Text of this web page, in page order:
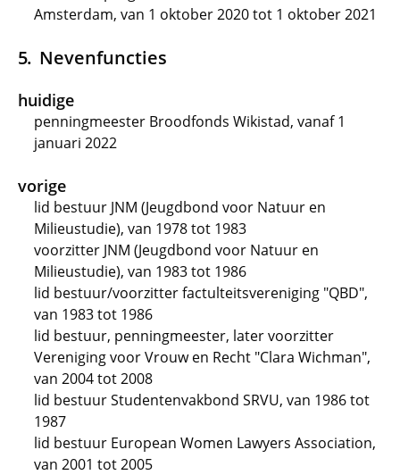
Amsterdam, van 1 oktober 2020 tot 1 oktober 2021
Nevenfuncties
huidige
penningmeester Broodfonds Wikistad, vanaf 1
januari 2022
vorige
lid bestuur JNM (Jeugdbond voor Natuur en
Milieustudie), van 1978 tot 1983
voorzitter JNM (Jeugdbond voor Natuur en
Milieustudie), van 1983 tot 1986
lid bestuur/voorzitter factulteitsvereniging "QBD",
van 1983 tot 1986
lid bestuur, penningmeester, later voorzitter
Vereniging voor Vrouw en Recht "Clara Wichman",
van 2004 tot 2008
lid bestuur Studentenvakbond SRVU, van 1986 tot
1987
lid bestuur European Women Lawyers Association,
van 2001 tot 2005